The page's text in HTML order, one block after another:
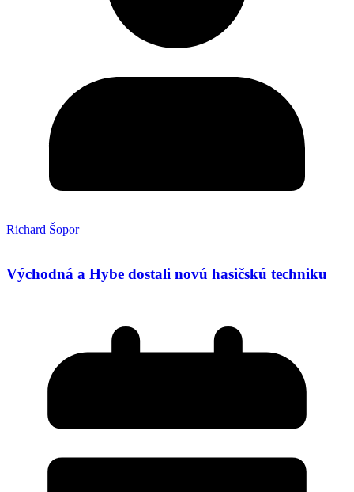
Richard Šopor
Východná a Hybe dostali novú hasičskú techniku